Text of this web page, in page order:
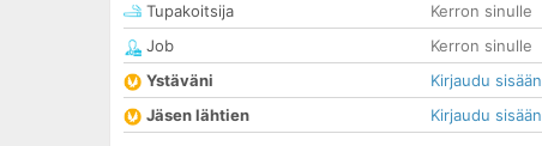
Tupakoitsija
Kerron sinulle
Job
Kerron sinulle
Ystäväni
Kirjaudu sisään
Jäsen lähtien
Kirjaudu sisään